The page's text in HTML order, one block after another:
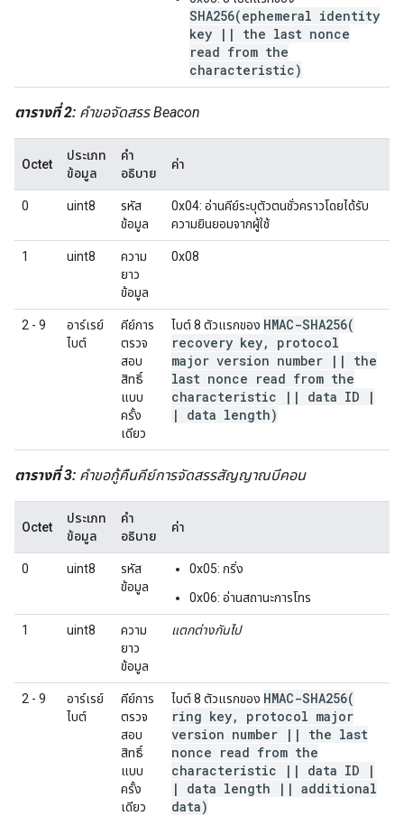
SHA256(ephemeral identity
key || the last nonce
read from the
characteristic)
ตารางที่ 2: คำขอจัดสรร Beacon
Octet
ประเภท
ข้อมูล
คำ
อธิบาย
ค่า
0 uint8
รหัส
ข้อมูล
0x04: อ่านคีย์ระบุตัวตนชั่วคราวโดยได้รับ
ความยินยอมจากผู้ใช้
1 uint8
ความ
ยาว
ข้อมูล
0x08
2 - 9
อาร์เรย์
ไบต์
คีย์การ
ตรวจ
สอบ
สิทธิ์
แบบ
ครั้ง
เดียว
ไบต์ 8 ตัวแรกของ HMAC-SHA256(
recovery key,
protocol
major version number
| |
the
last nonce read from the
characteristic
| | data ID
|
|
data length)
ตารางที่ 3: คำขอกู้คืนคีย์การจัดสรรสัญญาณบีคอน
Octet
ประเภท
ข้อมูล
คำ
อธิบาย
ค่า
0 uint8
รหัส
ข้อมูล
0x05: กริ่ง
0x06: อ่านสถานะการโทร
1 uint8
ความ
ยาว
ข้อมูล
แตกต่างกันไป
2 - 9
อาร์เรย์
ไบต์
คีย์การ
ตรวจ
สอบ
สิทธิ์
แบบ
ครั้ง
เดียว
ไบต์ 8 ตัวแรกของ HMAC-SHA256(
ring key,
protocol major
version number
| |
the last
nonce read from the
characteristic
| | data ID
|
|
data length | | additional
data)